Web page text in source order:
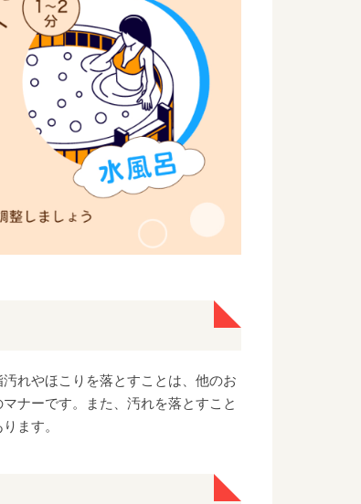
れやほこりを落とすことは、他のお
ナーです。また、汚れを落とすこと
ます。